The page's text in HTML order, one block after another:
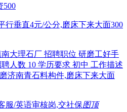
500
行垂直4元/公分,磨床下来大面300
大理石厂 招聘职位 研磨工好手
人数 10 学历要求 初中 工作描述
济南青石料构件,磨床下来大面
服/英语审核岗,交社保图顶